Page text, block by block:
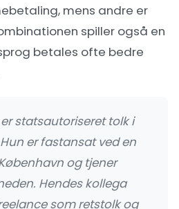
mens andre er
spiller også en
betales ofte bedre
statsautoriseret tolk i
er fastansat ved en
og tjener
Hendes kollega
som retstolk og